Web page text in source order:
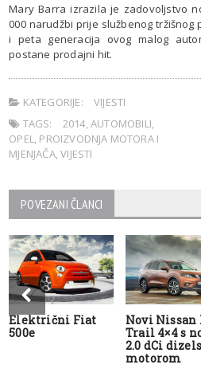
Mary Barra izrazila je zadovoljstvo
000 narudžbi prije službenog
i peta generacija ovog malog
postane prodajni hit.
KATEGORIJE:
VIJESTI
TAGS:
2014, AUTOMOBILI
OPEL
PROIZVODNJA MOTORA I
MJENJAČA,VIJESTI
POVEZANI ČLANCI
Električni Fiat
500e
Novi Nissan
Trail 4×4 s
2.0 dCi
motorom